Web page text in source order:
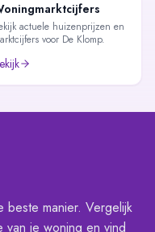
actuele huizenprijzen en
voor De Klomp.
manier. Vergelijk
van je woning en vind